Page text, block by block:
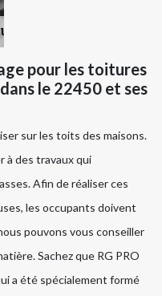
pour les toitures
le 22450 et ses
sur les toits des maisons.
à des travaux qui
Afin de réaliser ces
les occupants doivent
pouvons vous conseiller
Sachez que RG PRO
a été spécialement formé